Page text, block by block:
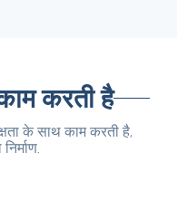
करती है
के साथ काम करती है,